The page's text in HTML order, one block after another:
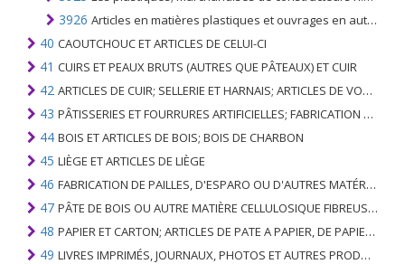
3926 Articles en matières plastiques et ouvrages en autres matières du n ° 3901 à 3914, n.c.a. au chapitre 39
40 CAOUTCHOUC ET ARTICLES DE CELUI-CI
41 CUIRS ET PEAUX BRUTS (AUTRES QUE PÂTEAUX) ET CUIR
42 ARTICLES DE CUIR; SELLERIE ET ​​HARNAIS; ARTICLES DE VOYAGE, SACS À MAIN ET RÉCIPIENTS ANALOGUES; ARTICLES DE GUT ANIMAL (AUTRE QUE GUT DE SOIE-VERT)
43 PÂTISSERIES ET FOURRURES ARTIFICIELLES; FABRICATION DE CELLES-CI
44 BOIS ET ARTICLES DE BOIS; BOIS DE CHARBON
45 LIÈGE ET ARTICLES DE LIÈGE
46 FABRICATION DE PAILLES, D'ESPARO OU D'AUTRES MATÉRIAUX DE COULÉE; BASKETWARE ET WICKERWORK
47 PÂTE DE BOIS OU AUTRE MATIÈRE CELLULOSIQUE FIBREUSE; PAPIER OU CARTON RÉCUPÉRÉ (DÉCHETS ET DÉCHETS)
48 PAPIER ET CARTON; ARTICLES DE PATE A PAPIER, DE PAPIER OU DE CARTON
49 LIVRES IMPRIMÉS, JOURNAUX, PHOTOS ET AUTRES PRODUITS DE L'INDUSTRIE DE L'IMPRIMERIE; MANUSCRITS, TYPESCRIPTS ET PLANS